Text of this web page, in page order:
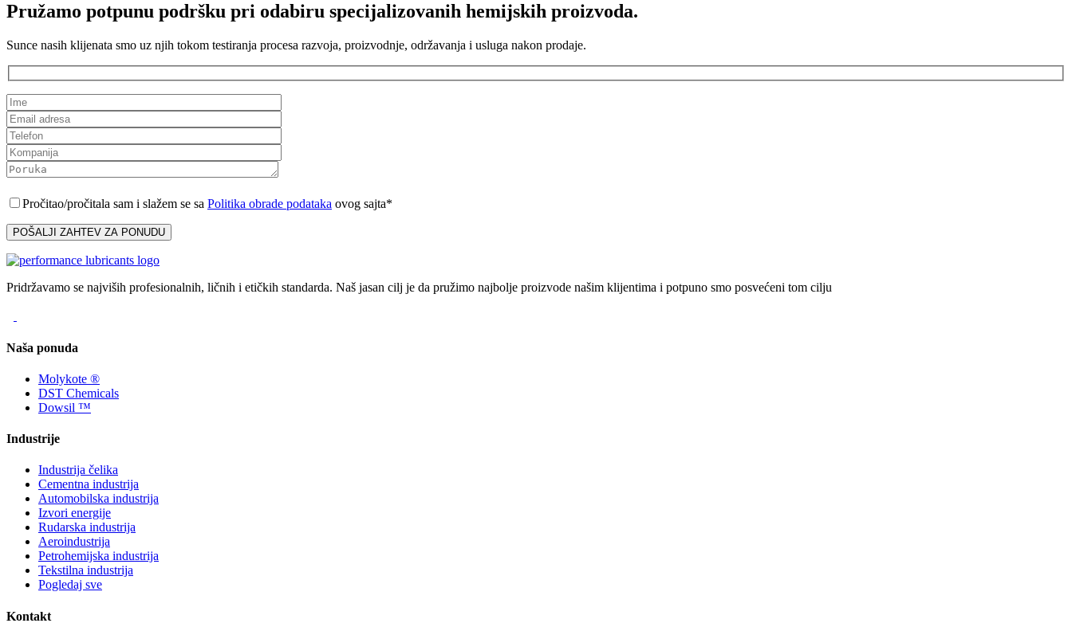
Pružamo potpunu podršku pri odabiru specijalizovanih hemijskih proizvoda.
Sunce nasih klijenata smo uz njih tokom testiranja procesa razvoja, proizvodnje, održavanja i usluga nakon prodaje.
Pročitao/pročitala sam i slažem se sa Politika obrade podataka ovog sajta*
Pridržavamo se najviših profesionalnih, ličnih i etičkih standarda. Naš jasan cilj je da pružimo najbolje proizvode našim klijentima i potpuno smo posvećeni tom cilju
Naša ponuda
Molykote ®
DST Chemicals
Dowsil ™
Industrije
Industrija čelika
Cementna industrija
Automobilska industrija
Izvori energije
Rudarska industrija
Aeroindustrija
Petrohemijska industrija
Tekstilna industrija
Pogledaj sve
Kontakt